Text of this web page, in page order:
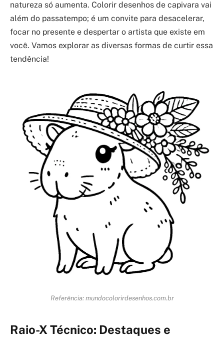
natureza só aumenta. Colorir desenhos de capivara vai
além do passatempo; é um convite para desacelerar,
focar no presente e despertar o artista que existe em
você. Vamos explorar as diversas formas de curtir essa
tendência!
Referência: mundocolorirdesenhos.com.br
Raio-X Técnico: Destaques e